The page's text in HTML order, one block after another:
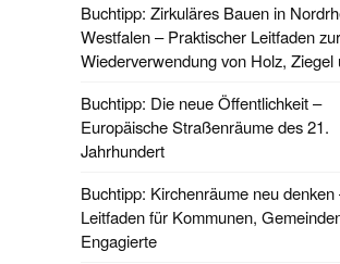
Buchtipp: Zirkuläres Bauen in
Westfalen – Praktischer Leitfaden zur
Wiederverwendung von Holz, Ziegel
Buchtipp: Die neue Öffentlichkeit –
Europäische Straßenräume des 21.
Jahrhundert
Buchtipp: Kirchenräume neu denken
Leitfaden für Kommunen,
Engagierte